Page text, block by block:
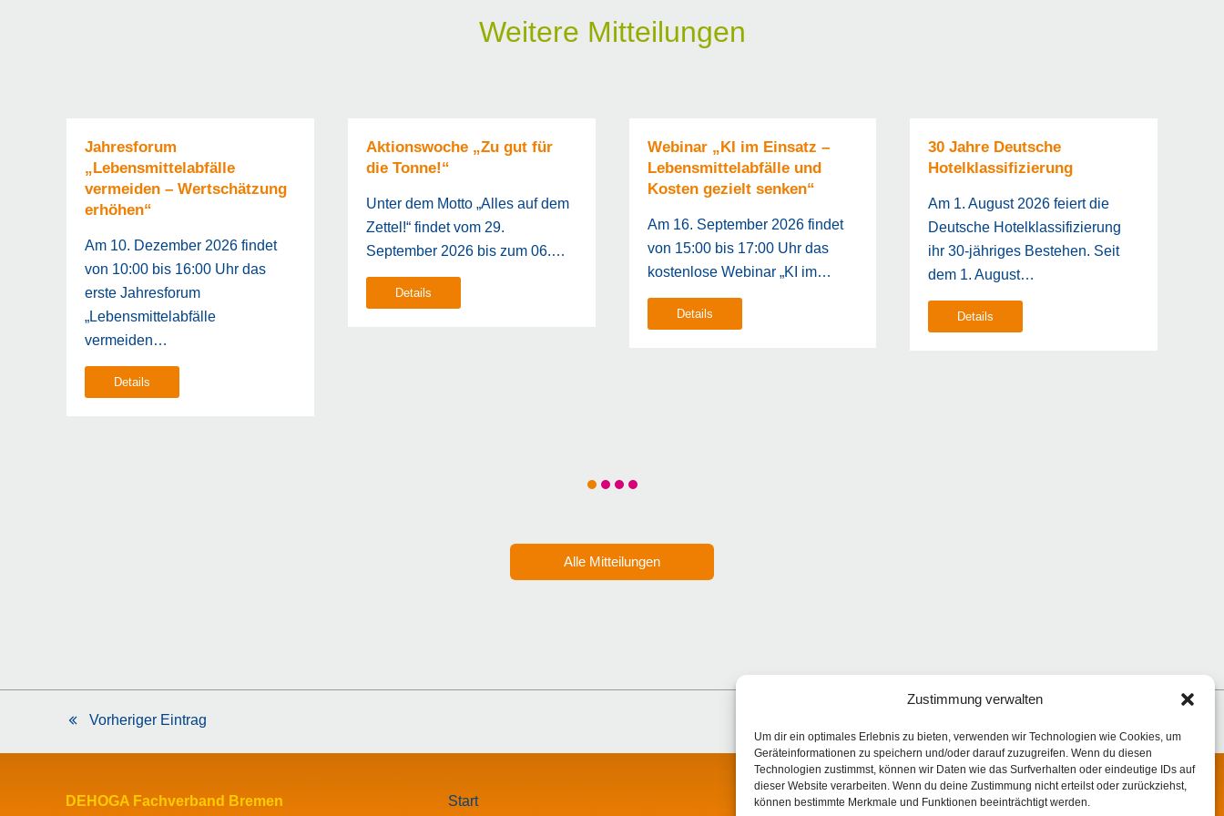
Zustimmung verwalten
Um dir ein optimales Erlebnis zu bieten, verwenden wir Technologien wie Cookies, um
Geräteinformationen zu speichern und/oder darauf zuzugreifen. Wenn du diesen
Technologien zustimmst, können wir Daten wie das Surfverhalten oder eindeutige IDs auf
dieser Website verarbeiten. Wenn du deine Zustimmung nicht erteilst oder zurückziehst,
können bestimmte Merkmale und Funktionen beeinträchtigt werden.
Weitere Mitteilungen
Jahresforum
„Lebensmittelabfälle
vermeiden – Wertschätzung
erhöhen“
Am 10. Dezember 2026 findet
von 10:00 bis 16:00 Uhr das
erste Jahresforum
„Lebensmittelabfälle
vermeiden…
Details
Aktionswoche „Zu gut für
die Tonne!“
Unter dem Motto „Alles auf dem
Zettel!“ findet vom 29.
September 2026 bis zum 06.…
Details
Webinar „KI im Einsatz –
Lebensmittelabfälle und
Kosten gezielt senken“
Am 16. September 2026 findet
von 15:00 bis 17:00 Uhr das
kostenlose Webinar „KI im…
Details
30 Jahre Deutsche
Hotelklassifizierung
Am 1. August 2026 feiert die
Deutsche Hotelklassifizierung
ihr 30-jähriges Bestehen. Seit
dem 1. August…
Details
Alle Mitteilungen
Beitrag:
Vorheriger Eintrag
Nächster
Beitrag:
DEHOGA Fachverband Bremen Start Facebook